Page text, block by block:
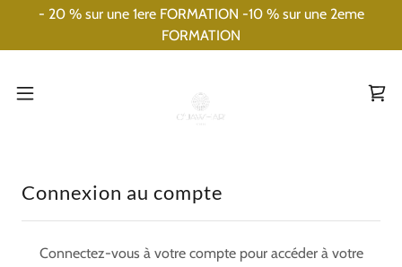
- 20 % sur une 1ere FORMATION -10 % sur une 2eme
FORMATION
Connexion au compte
Connectez-vous à votre compte pour accéder à votre